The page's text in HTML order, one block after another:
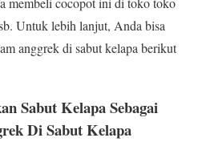
Untuk lebih lanjut, Anda bisa
anggrek di sabut kelapa berikut
Sabut Kelapa Sebagai
Di Sabut Kelapa